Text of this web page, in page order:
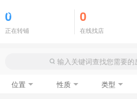
0
正在转铺
0
在线找店
位置 性质 类型